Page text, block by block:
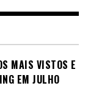
MAIS VISTOS E
EM JULHO